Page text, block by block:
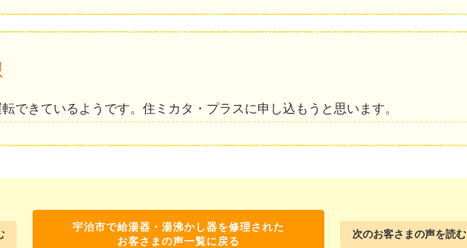
できているようです。住ミカタ・プラスに申し込もうと思います。
宇治市で給湯器・湯沸かし器を修理された
お客さまの声一覧に戻る
次のお客さまの声を読む